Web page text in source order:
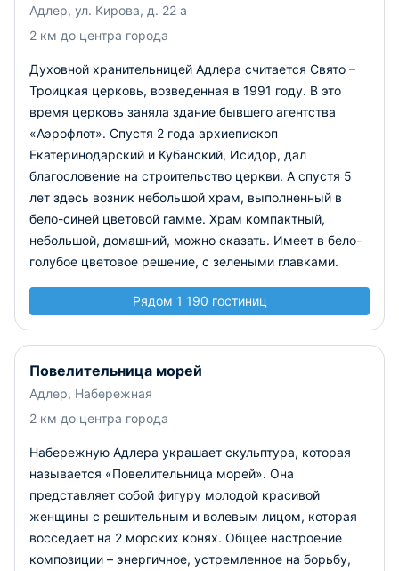
Адлер, ул. Кирова, д. 22 а
2 км до центра города
Духовной хранительницей Адлера считается Свято –
Троицкая церковь, возведенная в 1991 году. В это
время церковь заняла здание бывшего агентства
«Аэрофлот». Спустя 2 года архиепископ
Екатеринодарский и Кубанский, Исидор, дал
благословение на строительство церкви. А спустя 5
лет здесь возник небольшой храм, выполненный в
бело-синей цветовой гамме. Храм компактный,
небольшой, домашний, можно сказать. Имеет в бело-
голубое цветовое решение, с зелеными главками.
Рядом 1 190 гостиниц
Повелительница морей
Адлер, Набережная
2 км до центра города
Набережную Адлера украшает скульптура, которая
называется «Повелительница морей». Она
представляет собой фигуру молодой красивой
женщины с решительным и волевым лицом, которая
восседает на 2 морских конях. Общее настроение
композиции – энергичное, устремленное на борьбу,